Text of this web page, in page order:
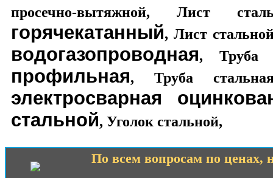
просечно-вытяжной, Лист
горячекатанный, Лист
водогазопроводная, Труба
профильная, Труба
электросварная
стальной, Уголок стальной,
По всем вопросам по ценах,